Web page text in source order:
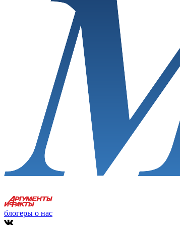
блогеры о нас